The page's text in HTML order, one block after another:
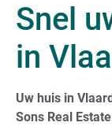
Snel
in
Uw huis in
Sons Real